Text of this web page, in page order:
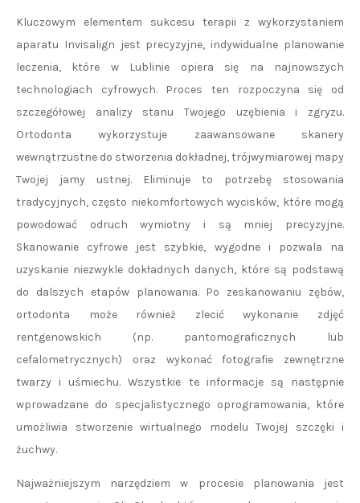
Kluczowym elementem sukcesu terapii z wykorzystaniem
aparatu Invisalign jest precyzyjne, indywidualne planowanie
leczenia, które w Lublinie opiera się na najnowszych
technologiach cyfrowych. Proces ten rozpoczyna się od
szczegółowej analizy stanu Twojego uzębienia i zgryzu.
Ortodonta wykorzystuje zaawansowane skanery
wewnątrzustne do stworzenia dokładnej, trójwymiarowej mapy
Twojej jamy ustnej. Eliminuje to potrzebę stosowania
tradycyjnych, często niekomfortowych wycisków, które mogą
powodować odruch wymiotny i są mniej precyzyjne.
Skanowanie cyfrowe jest szybkie, wygodne i pozwala na
uzyskanie niezwykle dokładnych danych, które są podstawą
do dalszych etapów planowania. Po zeskanowaniu zębów,
ortodonta może również zlecić wykonanie zdjęć
rentgenowskich (np. pantomograficznych lub
cefalometrycznych) oraz wykonać fotografie zewnętrzne
twarzy i uśmiechu. Wszystkie te informacje są następnie
wprowadzane do specjalistycznego oprogramowania, które
umożliwia stworzenie wirtualnego modelu Twojej szczęki i
żuchwy.
Najważniejszym narzędziem w procesie planowania jest